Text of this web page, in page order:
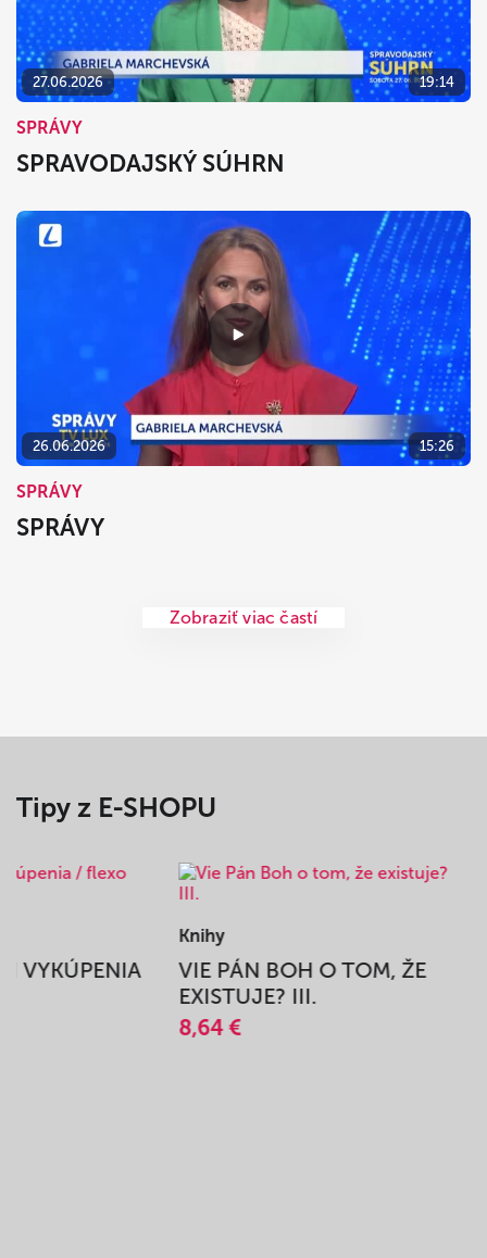
27.06.2026 19:14
SPRÁVY
SPRAVODAJSKÝ SÚHRN
26.06.2026 15:26
SPRÁVY
SPRÁVY
Zobraziť viac častí
Tipy z E-SHOPU
VYKÚPENIA
Knihy
VIE PÁN BOH O TOM, ŽE
EXISTUJE? III.
8,64 €